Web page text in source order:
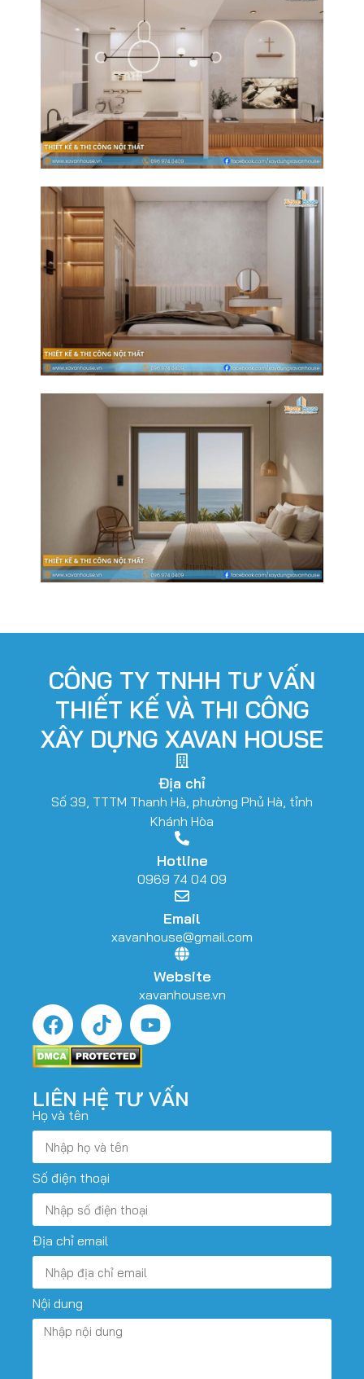
CÔNG TY TNHH TƯ VẤN
THIẾT KẾ VÀ THI CÔNG
XÂY DỰNG XAVAN HOUSE
Địa chỉ
Số 39, TTTM Thanh Hà, phường Phủ Hà, tỉnh
Khánh Hòa
Hotline
0969 74 04 09
Email
xavanhouse@gmail.com
Website
xavanhouse.vn
LIÊN HỆ TƯ VẤN
Họ và tên
Số điện thoại
Địa chỉ email
Nội dung